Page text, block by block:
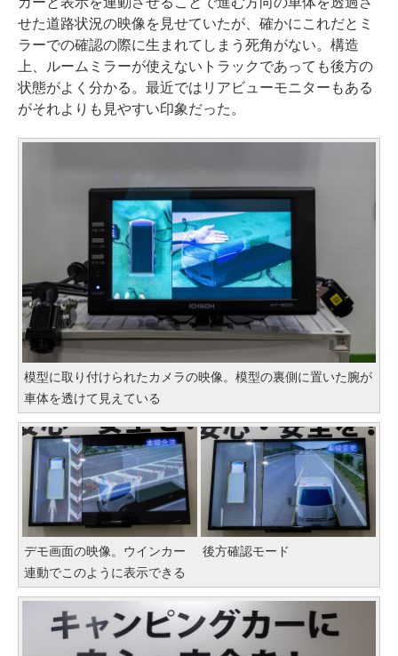
せた道路状況の映像を見せていたが、確かにこれだとミ
ラーでの確認の際に生まれてしまう死角がない。構造
上、ルームミラーが使えないトラックであっても後方の
状態がよく分かる。最近ではリアビューモニターもある
がそれよりも見やすい印象だった。
模型に取り付けられたカメラの映像。模型の裏側に置いた腕が
車体を透けて見えている
デモ画面の映像。ウインカー
連動でこのように表示できる
後方確認モード